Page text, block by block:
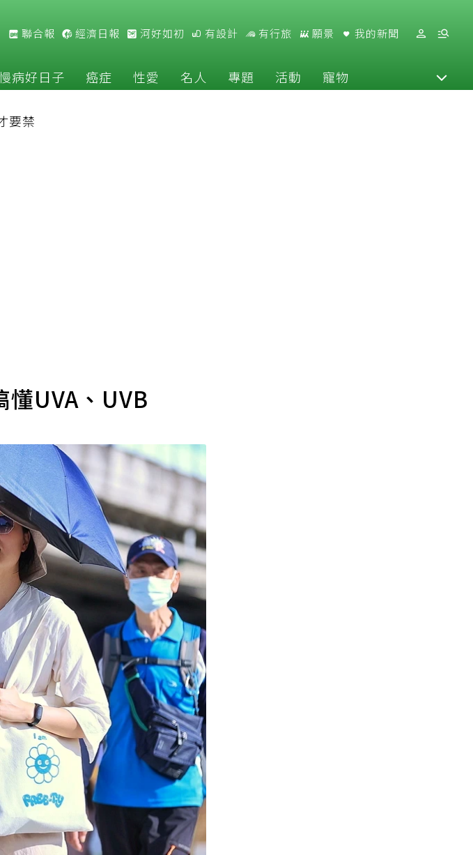
聯合報 經濟日報 河好如初 有設計 有行旅 願景 我的新聞
病好日子 癌症 性愛 名人 專題 活動 寵物
要禁
UVA、UVB